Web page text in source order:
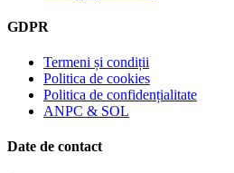
GDPR
Termeni și condiții
Politica de cookies
Politica de confidențialitate
ANPC & SOL
Date de contact